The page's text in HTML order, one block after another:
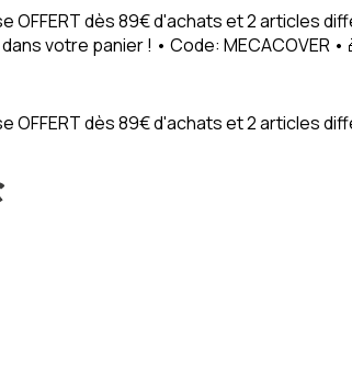
OFFERT dès 89€ d'achats et 2 articles
votre panier ! • Code: MECACOVER
OFFERT dès 89€ d'achats et 2 articles